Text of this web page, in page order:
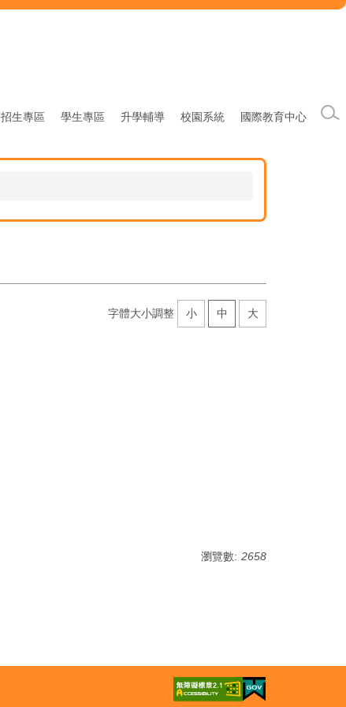
招生專區 學生專區 升學輔導 校園系統 國際教育中心
字體大小調整 小 中 大
瀏覽數: 2658